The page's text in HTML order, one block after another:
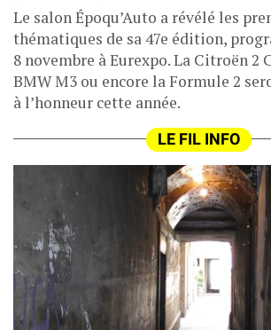
Le salon Époqu’Auto a révélé les
thématiques de sa 47e édition,
8 novembre à Eurexpo. La Citroën 2
BMW M3 ou encore la Formule 2
à l’honneur cette année.
LE FIL INFO